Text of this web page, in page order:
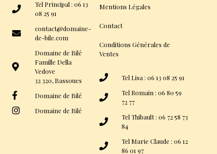
Tel Principal : 06 13
08 25 91
contact@domaine-
de-bile.com
Domaine de Bilé
Famille Della
Vedove
32 320, Bassoues
Domaine de Bilé
Domaine de Bilé
Mentions Légales
Contact
Conditions Générales de
Ventes
Tel Lisa : 06 13 08 25 91
Tel Romain : 06 80 59
72 77
Tel Thibault : 06 72 58 73
84
Tel Marie Claude : 06 12
86 01 97